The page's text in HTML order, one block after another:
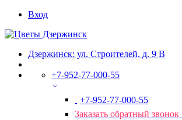
Вход
Дзержинск: ул. Строителей, д. 9 В
+7-952-77-000-55
+7-952-77-000-55
Заказать обратный звонок